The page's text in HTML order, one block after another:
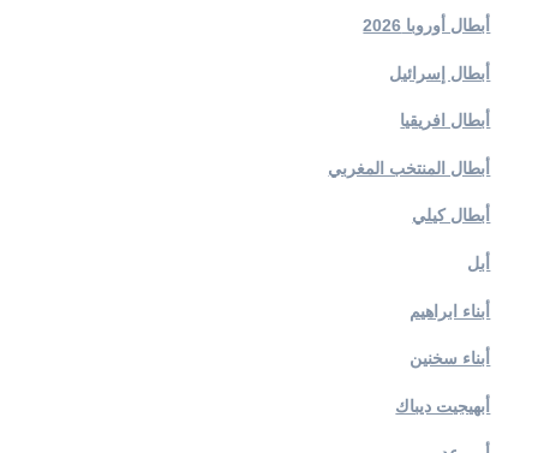
أبطال أوروبا 2026
أبطال إسرائيل
أبطال افريقيا
أبطال المنتخب المغربي
أبطال كيلي
أبل
أبناء ابراهيم
أبناء سخنين
أبهيجيت ديباك